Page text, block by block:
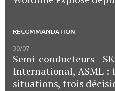
RECOMMANDATION
30/07
Semi-conducteurs -
International, ASML :
situations, trois